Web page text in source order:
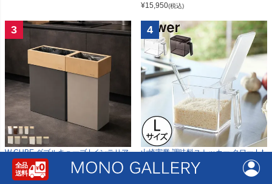
¥15,950(税込)
3
W CUBE ダブルキューブ | インテリア
雑貨・ゴミ箱
10,527(税込)
4
山崎実業 調味料ストッカー タワー L t
ower | キッチン雑貨・タワーシリーズ
¥
1,650(税込)